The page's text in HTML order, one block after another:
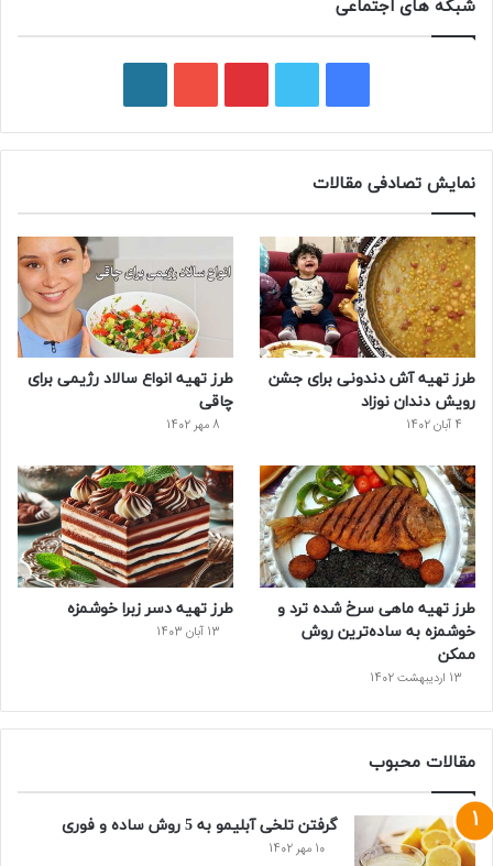
شبکه های اجتماعی
ی
س
ب
و
ک
و
ی
ت
ر
ی
ت
ر
س
ت
و
ی
و
ب
ر
پ
ر
س
نمایش تصادفی مقالات
طرز تهیه آش دندونی برای جشن
رویش دندان نوزاد
4 آبان 1402
طرز تهیه انواع سالاد رژیمی برای
چاقی
8 مهر 1402
طرز تهیه ماهی سرخ شده ترد و
خوشمزه به ساده‌ترین روش
ممکن
13 اردیبهشت 1402
طرز تهیه دسر زبرا خوشمزه
13 آبان 1403
مقالات محبوب
گرفتن تلخی آبلیمو به 5 روش ساده و فوری
10 مهر 1402